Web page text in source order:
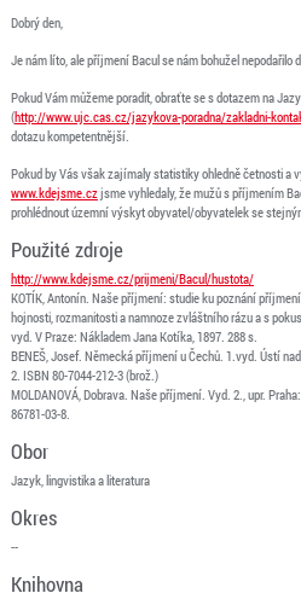
Dobrý den,
Je nám líto, ale příjmení Bacul se nám bohužel nepodařilo
Pokud Vám můžeme poradit, obraťte se s dotazem na
(http://www.ujc.cas.cz/jazykova-poradna/zakladni-
dotazu kompetentnější.
Pokud by Vás však zajímaly statistiky ohledně četnosti a
www.kdejsme.czjsme vyhledaly, že mužů s příjmením
prohlédnout územní výskyt obyvatel/obyvatelek se
Použité zdroje
http://www.kdejsme.cz/prijmeni/Bacul/hustota/
KOTÍK, Antonín. Naše příjmení: studie ku poznání
hojnosti, rozmanitosti a namnoze zvláštního rázu a s
vyd. V Praze: Nákladem Jana Kotíka, 1897. 288 s.
BENEŠ, Josef. Německá příjmení u Čechů. 1.vyd. Ústí
2. ISBN 80-7044-212-3 (brož.)
MOLDANOVÁ, Dobrava. Naše příjmení. Vyd. 2., upr.
86781-03-8.
Obor
Jazyk, lingvistika a literatura
Okres
--
Knihovna